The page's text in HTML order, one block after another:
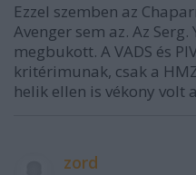
Ezzel szemben az
Avenger sem az. Az
megbukott. A VADS és
kritérimunak, csak a
helik ellen is vékony volt
zord